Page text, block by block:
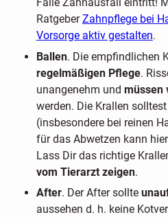
Falle Zahnausfall eintritt!
RatgeberZahnpflege bei
Vorsorge aktiv gestalten.
Ballen. Die empfindlichen
regelmäßigen Pflege.
unangenehm und müssen
werden. Die Krallen
(insbesondere bei reinen
für das Abwetzen kann
Lass Dir das richtige
vom Tierarzt zeigen.
After. Der After sollte
aussehen d. h. keine